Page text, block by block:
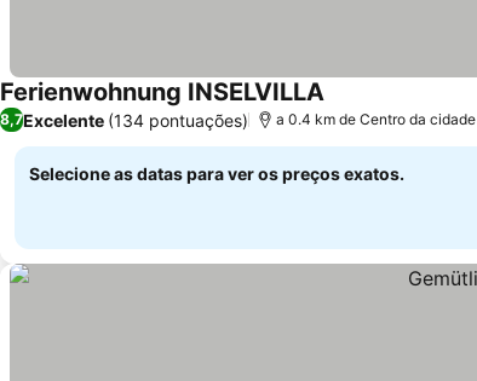
Ferienwohnung INSELVILLA
8,7Excelente (134 pontuações) a 0.4 km de Centro da cidade
Selecione as datas para ver os preços exatos.